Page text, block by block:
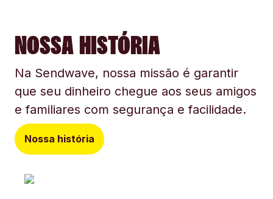
NOSSA HISTÓRIA
Na Sendwave, nossa missão é garantir
que seu dinheiro chegue aos seus amigos
e familiares com segurança e facilidade.
Nossa história